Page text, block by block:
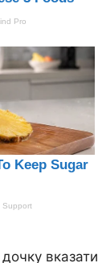
вказати